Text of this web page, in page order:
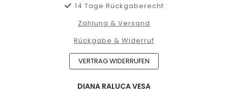
14 Tage Rückgaberecht
Zahlung & Versand
Rückgabe & Widerruf
VERTRAG WIDERRUFEN
DIANA RALUCA VESA